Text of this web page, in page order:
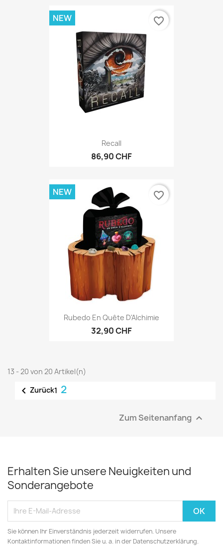
Recall
86,90 CHF
NEW favorite_border
Rubedo En Quête D'Alchimie
32,90 CHF
NEW favorite_border
13 - 20 von 20 Artikel(n)
 Zurück1 2
Zum Seitenanfang 
Erhalten Sie unsere Neuigkeiten und
Sonderangebote
Sie können Ihr Einverständnis jederzeit widerrufen. Unsere
Kontaktinformationen finden Sie u. a. in der Datenschutzerklärung.